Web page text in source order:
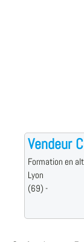
Vendeur
Formation en
Lyon
(69) -